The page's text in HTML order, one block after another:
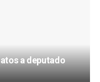
a deputado